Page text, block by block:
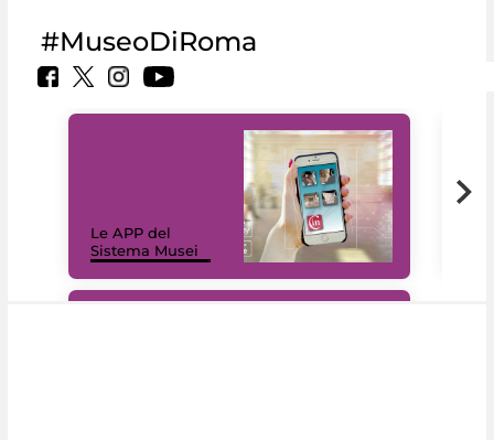
#MuseoDiRoma
Le APP del
Sistema Musei